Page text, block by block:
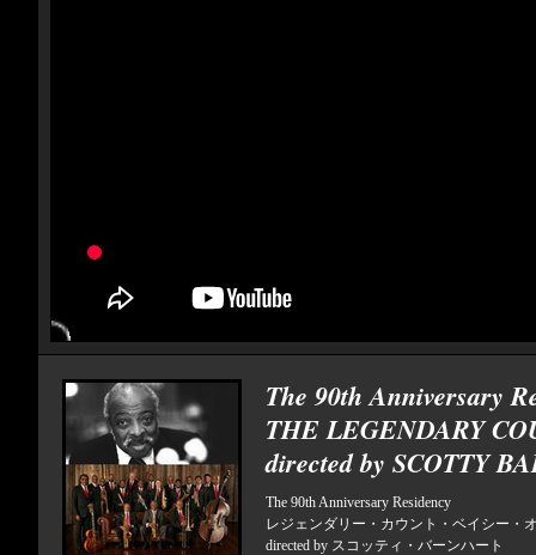
The 90th Anniversary
THE LEGENDARY
directed by SCOTTY
The 90th Anniversary Residency
レジェンダリー・カウント・ベイシー・
directed by スコッティ・バーンハート